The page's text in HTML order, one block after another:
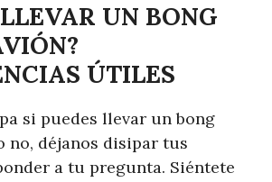
UN BONG
ÚTILES
si puedes llevar un bong
no, déjanos disipar tus
a tu pregunta. Siéntete